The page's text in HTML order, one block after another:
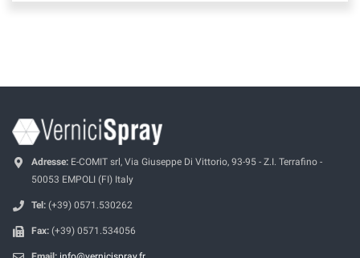
Adresse: E-COMIT srl, Via Giuseppe Di Vittorio, 93-95 - Z.I. Terrafino -
50053 EMPOLI (FI) Italy
Tel: (+39) 0571.530262
Fax: (+39) 0571.534056